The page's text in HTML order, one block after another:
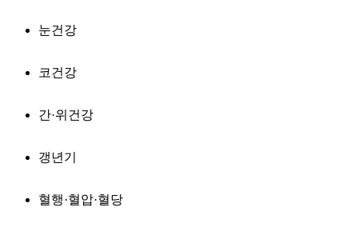
눈건강
코건강
간·위건강
갱년기
혈행·혈압·혈당